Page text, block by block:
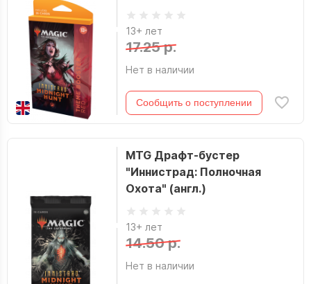
13+ лет
17.25 р.
Нет в наличии
Сообщить о поступлении
MTG Драфт-бустер
"Иннистрад: Полночная
Охота" (англ.)
13+ лет
14.50 р.
Нет в наличии